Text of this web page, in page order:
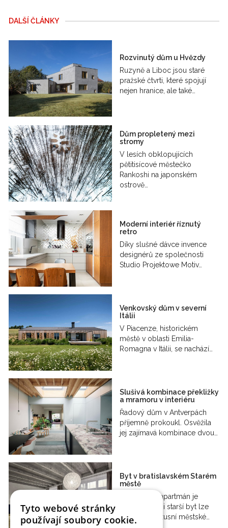
DALŠÍ ČLÁNKY
Rozvinutý dům u Hvězdy
Ruzyně a Liboc jsou staré
pražské čtvrti, které spojují
nejen hranice, ale také…
Dům propletený mezi
stromy
V lesích obklopujících
pětitisícové městečko
Rankoshi na japonském
ostrově…
Moderní interiér říznutý
retro
Díky slušné dávce invence
designérů ze společnosti
Studio Projektowe Motiv…
Venkovský dům v severní
Itálii
V Piacenze, historickém
městě v oblasti Emilia-
Romagna v Itálii, se nachází…
Slušivá kombinace překližky
a mramoru v interiéru
Řadový dům v Antverpách
příjemně prokoukl. Osvěžila
jej zajímavá kombinace dvou…
Byt v bratislavském Starém
městě
Bratislavský apartmán je
důkazem, že i starší byt lze
změnit na luxusní městské…
Tyto webové stránky
používají soubory cookie.